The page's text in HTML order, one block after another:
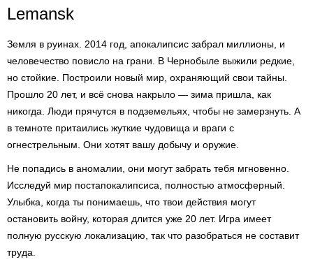
Lemansk
Земля в руинах. 2014 год, апокалипсис забрал миллионы, и
человечество повисло на грани. В Чернобыле выжили редкие,
но стойкие. Построили новый мир, охраняющий свои тайны.
Прошло 20 лет, и всё снова накрыло — зима пришла, как
никогда. Люди прячутся в подземельях, чтобы не замерзнуть. А
в темноте притаились жуткие чудовища и враги с
огнестрельным. Они хотят вашу добычу и оружие.
Не попадись в аномалии, они могут забрать тебя мгновенно.
Исследуй мир постапокалипсиса, полностью атмосферный.
Улыбка, когда ты понимаешь, что твои действия могут
остановить войну, которая длится уже 20 лет. Игра имеет
полную русскую локализацию, так что разобраться не составит
труда.